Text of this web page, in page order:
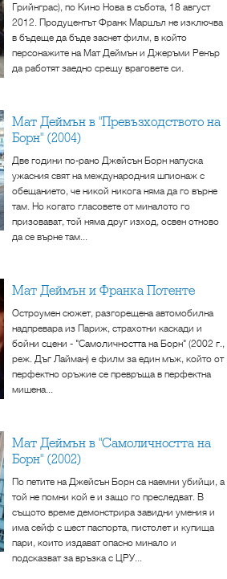
Грийнграс), по Кино Нова в събота, 18 август
2012. Продуцентът Франк Маршъл не изключва
в бъдеще да бъде заснет филм, в който
персонажите на Мат Деймън и Джеръми Ренър
да работят заедно срещу враговете си.
Мат Деймън в "Превъзходството на
Борн" (2004)
Две години по-рано Джейсън Борн напуска
ужасния свят на международния шпионаж с
обещанието, че никой никога няма да го върне
там. Но когато гласовете от миналото го
призовават, той няма друг изход, освен отново
да се върне там...
Мат Деймън и Франка Потенте
Остроумен сюжет, разгорещена автомобилна
надпревара из Париж, страхотни каскади и
бойни сцени - "Самоличността на Борн" (2002 г.,
реж. Дъг Лайман) е филм за един мъж, който от
перфектно оръжие се превръща в перфектна
мишена...
Мат Деймън в "Самоличността на
Борн" (2002)
По петите на Джейсън Борн са наемни убийци, а
той не помни кой е и защо го преследват. В
същото време демонстрира завидни умения и
има сейф с шест паспорта, пистолет и купища
пари, които издават опасно минало и
подсказват за връзка с ЦРУ...